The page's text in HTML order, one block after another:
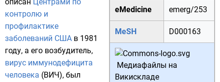
eMedicine emerg/253
MeSH D000163
Медиафайлы на
Викискладе
контролю и
профилактике
заболеваний США в 1981
году, а его возбудитель,
вирус иммунодефицита
человека (ВИЧ), был